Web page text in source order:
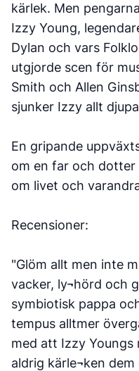
kärlek. Men
Izzy Young,
Dylan och vars
utgjorde scen för
Smith och Allen
sjunker Izzy allt
En gripande
om en far och dotter
om livet och
Recensioner:
"Glöm allt men inte
vacker, ly¬hörd och
symbiotisk pappa
tempus alltmer
med att Izzy Youngs
aldrig kärle¬ken dem